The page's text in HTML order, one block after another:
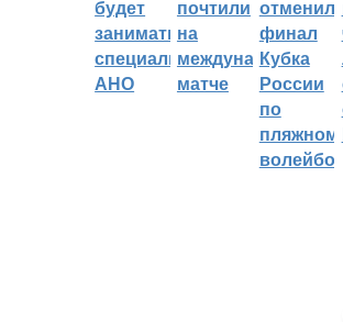
будет
заниматься
специальное
АНО
почтили
на
международном
матче
финал
Кубка
России
по
волейболу